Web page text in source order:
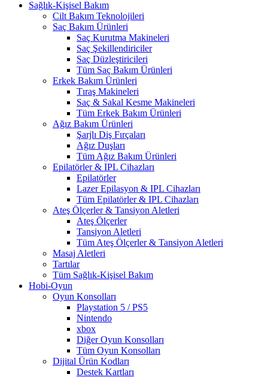
Sağlık-Kişisel Bakım
Cilt Bakım Teknolojileri
Saç Bakım Ürünleri
Saç Kurutma Makineleri
Saç Şekillendiriciler
Saç Düzleştiricileri
Tüm Saç Bakım Ürünleri
Erkek Bakım Ürünleri
Tıraş Makineleri
Saç & Sakal Kesme Makineleri
Tüm Erkek Bakım Ürünleri
Ağız Bakım Ürünleri
Şarjlı Diş Fırçaları
Ağız Duşları
Tüm Ağız Bakım Ürünleri
Epilatörler & IPL Cihazları
Epilatörler
Lazer Epilasyon & IPL Cihazları
Tüm Epilatörler & IPL Cihazları
Ateş Ölçerler & Tansiyon Aletleri
Ateş Ölçerler
Tansiyon Aletleri
Tüm Ateş Ölçerler & Tansiyon Aletleri
Masaj Aletleri
Tartılar
Tüm Sağlık-Kişisel Bakım
Hobi-Oyun
Oyun Konsolları
Playstation 5 / PS5
Nintendo
xbox
Diğer Oyun Konsolları
Tüm Oyun Konsolları
Dijital Ürün Kodları
Destek Kartları